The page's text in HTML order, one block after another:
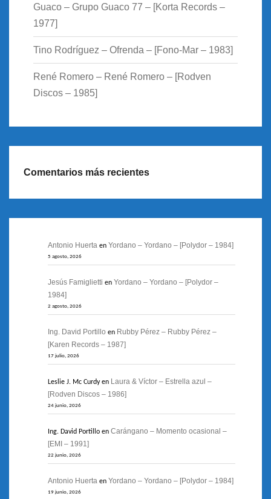
Guaco – Grupo Guaco 77 – [Korta Records –
1977]
Tino Rodríguez – Ofrenda – [Fono-Mar – 1983]
René Romero – René Romero – [Rodven
Discos – 1985]
Comentarios más recientes
Antonio Huerta en Yordano – Yordano – [Polydor – 1984]
5 agosto, 2026
Jesús Famiglietti en Yordano – Yordano – [Polydor –
1984]
2 agosto, 2026
Ing. David Portillo en Rubby Pérez – Rubby Pérez –
[Karen Records – 1987]
17 julio, 2026
Leslie J. Mc Curdyen Laura & Víctor – Estrella azul –
[Rodven Discos – 1986]
24 junio, 2026
Ing. David Portillo en Carángano – Momento ocasional –
[EMI – 1991]
22 junio, 2026
Antonio Huerta en Yordano – Yordano – [Polydor – 1984]
19 junio, 2026